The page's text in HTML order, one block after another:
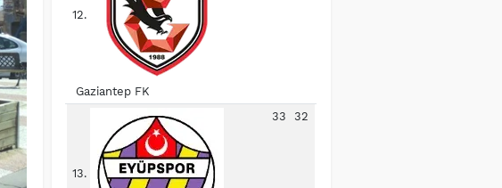
12.
Gaziantep FK
13.
33 32